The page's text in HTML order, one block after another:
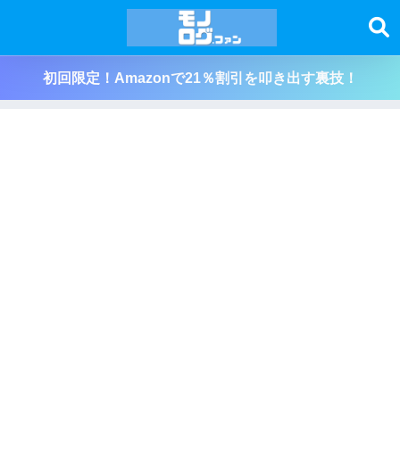
初回限定！Amazonで21％割引を叩き出す裏技！